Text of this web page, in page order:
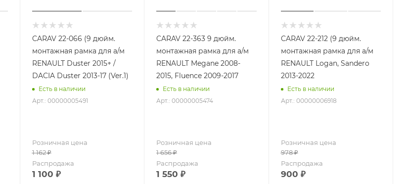
CARAV 22-066 (9 дюйм.
монтажная рамка для а/м
RENAULT Duster 2015+ /
DACIA Duster 2013-17 (Ver.1)
Есть в наличии
Арт.: 00000005491
Розничная цена
1 162₽
Распродажа
1 100 ₽
CARAV 22-363 9 дюйм.
монтажная рамка для а/м
RENAULT Megane 2008-
2015, Fluence 2009-2017
Есть в наличии
Арт.: 00000005474
Розничная цена
1 656₽
Распродажа
1 550 ₽
CARAV 22-212 (9 дюйм.
монтажная рамка для а/м
RENAULT Logan, Sandero
2013-2022
Есть в наличии
Арт.: 00000006918
Розничная цена
978₽
Распродажа
900 ₽